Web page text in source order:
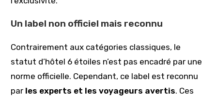
Un label non officiel mais reconnu
Contrairement aux catégories classiques, le
statut d’hôtel 6 étoiles n’est pas encadré par une
norme officielle. Cependant, ce label est reconnu
par les experts et les voyageurs avertis. Ces